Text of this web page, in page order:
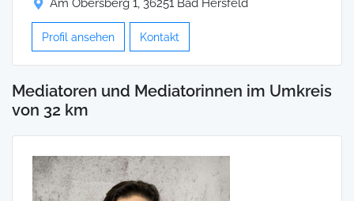
Am Obersberg 1, 36251 Bad Hersfeld
Profil ansehen Kontakt
Mediatoren und Mediatorinnen im Umkreis
von 32 km